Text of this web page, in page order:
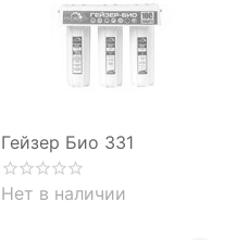
Гейзер Био 331
Нет в наличии